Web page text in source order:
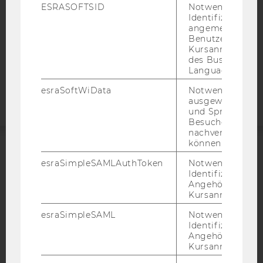
DATENSCHUTZERKLÄRUNG
STUDIENBEWERBER*INNEN UND STUDIERENDE
COOKIE EINSTELLUNGEN
Barrierefreiheitserklärung
Webseite
ACCREDITED BY:
ESRASOFTSID
Notwendig zur
Identifizierung
angemeldeten
Benutzers im
des Business
Language
esraSoftWiData
Notwendig um
ausgewählte
und
Besuchers
nachverfolgen
können.
esraSimpleSAMLAuthToken
Notwendig zur
Identifizierung
Angehörige/r für
Kursanmeldung.
esraSimpleSAML
Notwendig zur
Identifizierung
Angehörige/r für
Kursanmeldung.